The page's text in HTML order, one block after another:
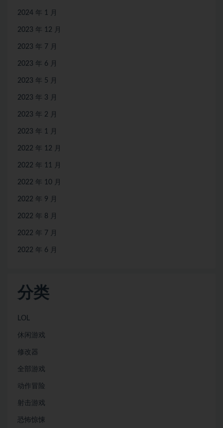
2024 年 1 月
2023 年 12 月
2023 年 7 月
2023 年 6 月
2023 年 5 月
2023 年 3 月
2023 年 2 月
2023 年 1 月
2022 年 12 月
2022 年 11 月
2022 年 10 月
2022 年 9 月
2022 年 8 月
2022 年 7 月
2022 年 6 月
分类
LOL
休闲游戏
修改器
全部游戏
动作冒险
射击游戏
恐怖惊悚